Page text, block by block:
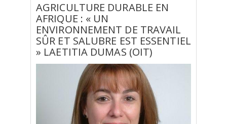
AGRICULTURE DURABLE EN
AFRIQUE : « UN
ENVIRONNEMENT DE TRAVAIL
SÛR ET SALUBRE EST ESSENTIEL
» LAETITIA DUMAS (OIT)